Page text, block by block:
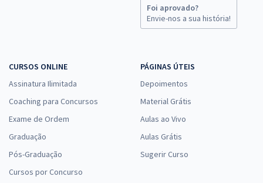
Foi aprovado?
Envie-nos a sua história!
CURSOS ONLINE
Assinatura Ilimitada
Coaching para Concursos
Exame de Ordem
Graduação
Pós-Graduação
Cursos por Concurso
PÁGINAS ÚTEIS
Depoimentos
Material Grátis
Aulas ao Vivo
Aulas Grátis
Sugerir Curso